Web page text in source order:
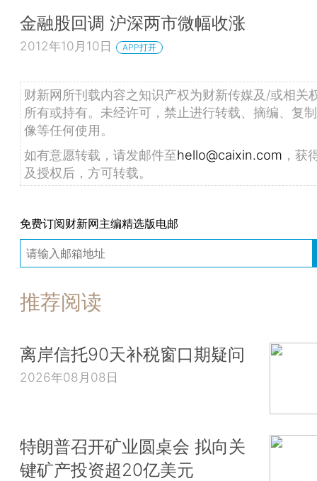
金融股回调 沪深两市微幅收涨
2012年10月10日 APP打开
财新网所刊载内容之知识产权为财新传媒及/或相关
所有或持有。未经许可，禁止进行转载、摘编、复
像等任何使用。
如有意愿转载，请发邮件至hello@caixin.com ，获
及授权后，方可转载。
免费订阅财新网主编精选版电邮
推荐阅读
离岸信托90天补税窗口期疑问
2026年08月08日
特朗普召开矿业圆桌会 拟向关
键矿产投资超20亿美元